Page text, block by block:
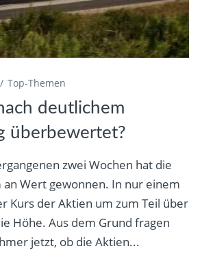
Top-Themen
deutlichem
überbewertet?
zwei Wochen hat die
an Wert gewonnen. In nur einem
Kurs der Aktien um zum Teil über
Höhe. Aus dem Grund fragen
jetzt, ob die Aktien...